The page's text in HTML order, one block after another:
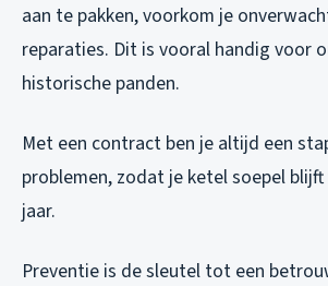
aan te pakken, voorkom je
reparaties. Dit is vooral handig voor
historische panden.
Met een contract ben je altijd een
problemen, zodat je ketel soepel blijft
jaar.
Preventie is de sleutel tot een